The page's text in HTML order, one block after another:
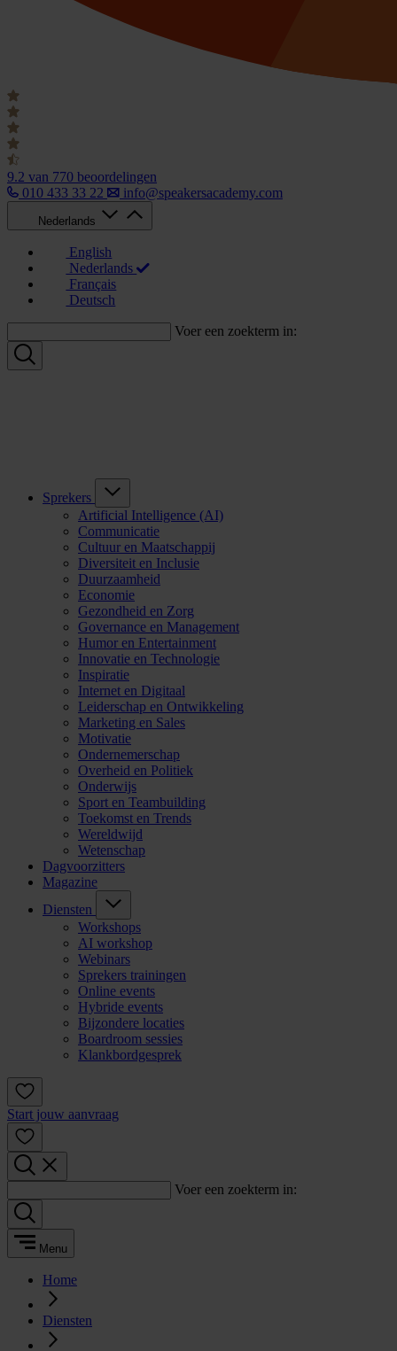
9.2 van 770 beoordelingen
010 433 33 22
info@speakersacademy.com
Nederlands
English
Nederlands
Français
Deutsch
Voer een zoekterm in:
Sprekers
Artificial Intelligence (AI)
Communicatie
Cultuur en Maatschappij
Diversiteit en Inclusie
Duurzaamheid
Economie
Gezondheid en Zorg
Governance en Management
Humor en Entertainment
Innovatie en Technologie
Inspiratie
Internet en Digitaal
Leiderschap en Ontwikkeling
Marketing en Sales
Motivatie
Ondernemerschap
Overheid en Politiek
Onderwijs
Sport en Teambuilding
Toekomst en Trends
Wereldwijd
Wetenschap
Dagvoorzitters
Magazine
Diensten
Workshops
AI workshop
Webinars
Sprekers trainingen
Online events
Hybride events
Bijzondere locaties
Boardroom sessies
Klankbordgesprek
Start jouw aanvraag
Voer een zoekterm in:
Menu
Home
Diensten